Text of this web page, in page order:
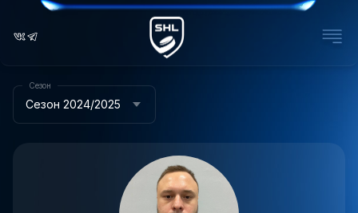
Сезон 2024/2025
Сезон